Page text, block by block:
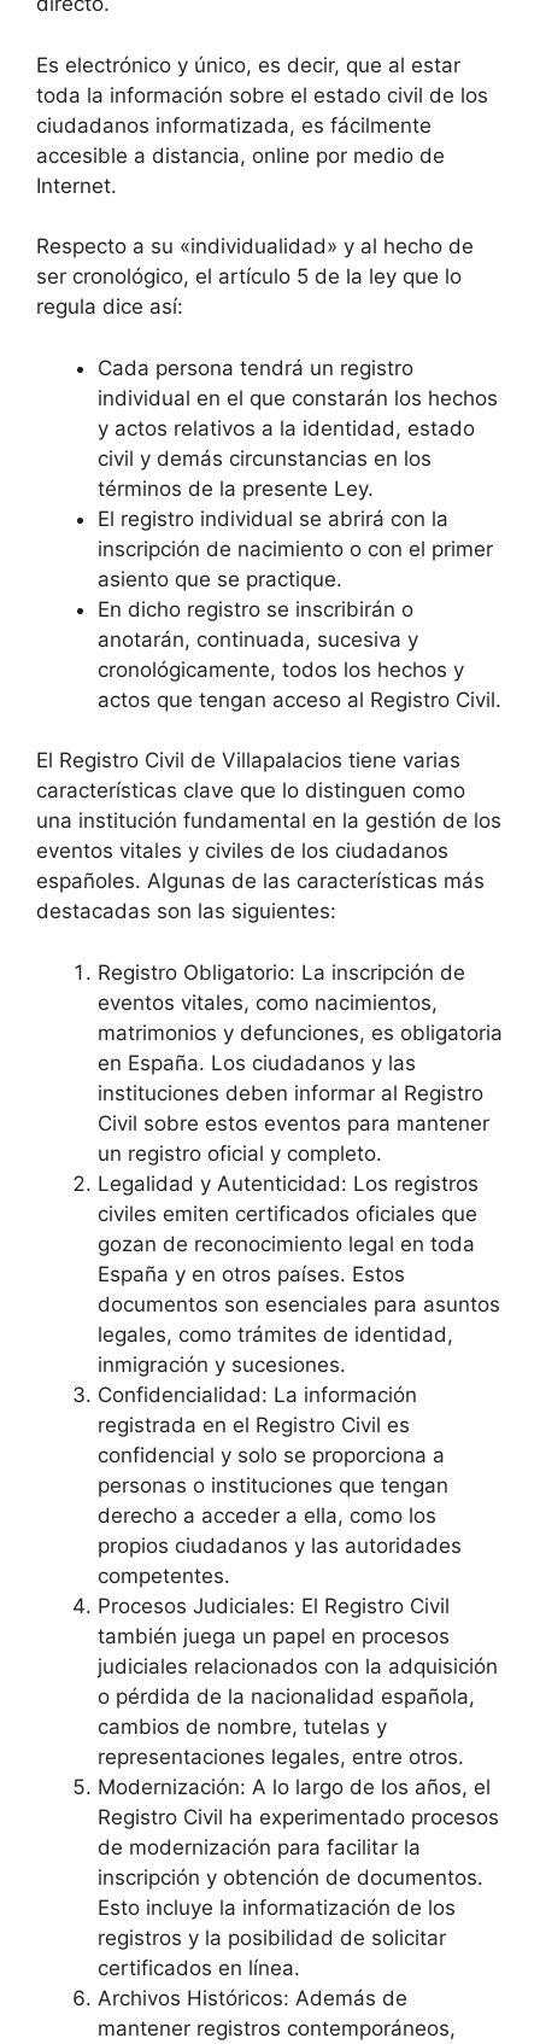
Es electrónico y único, es decir, que al estar
toda la información sobre el estado civil de los
ciudadanos informatizada, es fácilmente
accesible a distancia, online por medio de
Internet.
Respecto a su «individualidad» y al hecho de
ser cronológico, el artículo 5 de la ley que lo
regula dice así:
Cada persona tendrá un registro
individual en el que constarán los hechos
y actos relativos a la identidad, estado
civil y demás circunstancias en los
términos de la presente Ley.
El registro individual se abrirá con la
inscripción de nacimiento o con el primer
asiento que se practique.
En dicho registro se inscribirán o
anotarán, continuada, sucesiva y
cronológicamente, todos los hechos y
actos que tengan acceso al Registro Civil.
El Registro Civil de Villapalacios tiene varias
características clave que lo distinguen como
una institución fundamental en la gestión de los
eventos vitales y civiles de los ciudadanos
españoles. Algunas de las características más
destacadas son las siguientes:
Registro Obligatorio: La inscripción de
eventos vitales, como nacimientos,
matrimonios y defunciones, es obligatoria
en España. Los ciudadanos y las
instituciones deben informar al Registro
Civil sobre estos eventos para mantener
un registro oficial y completo.
Legalidad y Autenticidad: Los registros
civiles emiten certificados oficiales que
gozan de reconocimiento legal en toda
España y en otros países. Estos
documentos son esenciales para asuntos
legales, como trámites de identidad,
inmigración y sucesiones.
Confidencialidad: La información
registrada en el Registro Civil es
confidencial y solo se proporciona a
personas o instituciones que tengan
derecho a acceder a ella, como los
propios ciudadanos y las autoridades
competentes.
Procesos Judiciales: El Registro Civil
también juega un papel en procesos
judiciales relacionados con la adquisición
o pérdida de la nacionalidad española,
cambios de nombre, tutelas y
representaciones legales, entre otros.
Modernización: A lo largo de los años, el
Registro Civil ha experimentado procesos
de modernización para facilitar la
inscripción y obtención de documentos.
Esto incluye la informatización de los
registros y la posibilidad de solicitar
certificados en línea.
Archivos Históricos: Además de
mantener registros contemporáneos,